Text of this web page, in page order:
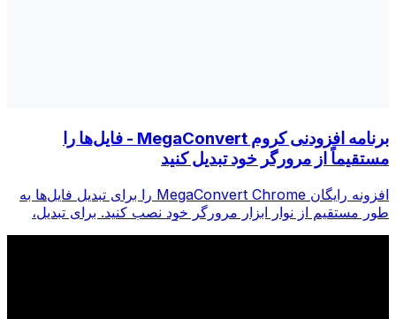
برنامه افزودنی کروم MegaConvert - فایل‌ها را
مستقیماً از مرورگر خود تبدیل کنید
افزونه رایگان MegaConvert Chrome را برای تبدیل فایل‌ها به
طور مستقیم از نوار ابزار مرورگر خود نصب کنید. برای تبدیل،